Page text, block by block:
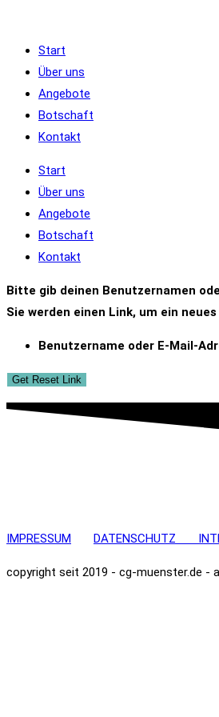
springen
Start
Über uns
Angebote
Botschaft
Kontakt
Start
Über uns
Angebote
Botschaft
Kontakt
Bitte gib deinen Benutzernamen
Sie werden einen Link, um ein
Benutzername oder E-Mail-
IMPRESSUM DATENSCHUTZ
copyright seit 2019 - cg-muenster.de -